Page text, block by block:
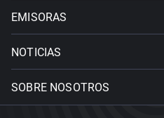
EMISORAS
NOTICIAS
SOBRE NOSOTROS